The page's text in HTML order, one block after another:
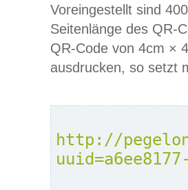
Voreingestellt sind
Seitenlänge des QR-
QR-Code von 4cm ×
ausdrucken, so setzt
http://